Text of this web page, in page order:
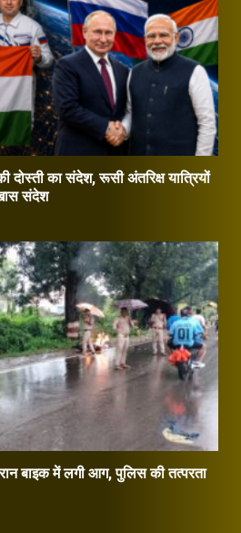
का संदेश, रूसी अंतरिक्ष यात्रियों
संदेश
बाइक में लगी आग, पुलिस की तत्परता